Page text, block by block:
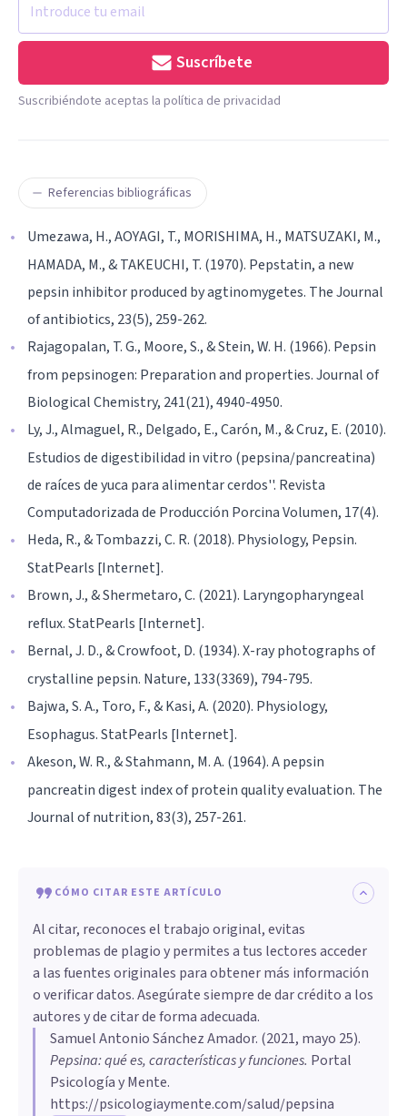
Suscríbete
Suscribiéndote aceptas la política de privacidad
Referencias bibliográficas
Umezawa, H., AOYAGI, T., MORISHIMA, H., MATSUZAKI, M.,
HAMADA, M., & TAKEUCHI, T. (1970). Pepstatin, a new
pepsin inhibitor produced by agtinomygetes. The Journal
of antibiotics, 23(5), 259-262.
Rajagopalan, T. G., Moore, S., & Stein, W. H. (1966). Pepsin
from pepsinogen: Preparation and properties. Journal of
Biological Chemistry, 241(21), 4940-4950.
Ly, J., Almaguel, R., Delgado, E., Carón, M., & Cruz, E. (2010).
Estudios de digestibilidad in vitro (pepsina/pancreatina)
de raíces de yuca para alimentar cerdos''. Revista
Computadorizada de Producción Porcina Volumen, 17(4).
Heda, R., & Tombazzi, C. R. (2018). Physiology, Pepsin.
StatPearls [Internet].
Brown, J., & Shermetaro, C. (2021). Laryngopharyngeal
reflux. StatPearls [Internet].
Bernal, J. D., & Crowfoot, D. (1934). X-ray photographs of
crystalline pepsin. Nature, 133(3369), 794-795.
Bajwa, S. A., Toro, F., & Kasi, A. (2020). Physiology,
Esophagus. StatPearls [Internet].
Akeson, W. R., & Stahmann, M. A. (1964). A pepsin
pancreatin digest index of protein quality evaluation. The
Journal of nutrition, 83(3), 257-261.
CÓMO CITAR ESTE ARTÍCULO
Al citar, reconoces el trabajo original, evitas
problemas de plagio y permites a tus lectores acceder
a las fuentes originales para obtener más información
o verificar datos. Asegúrate siempre de dar crédito a los
autores y de citar de forma adecuada.
Samuel Antonio Sánchez Amador. (2021, mayo 25).
Pepsina: qué es, características y funciones. Portal
Psicología y Mente.
https://psicologiaymente.com/salud/pepsina